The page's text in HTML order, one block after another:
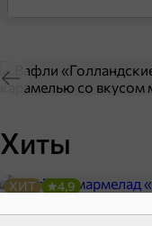
Хиты
ХИТ 4,9